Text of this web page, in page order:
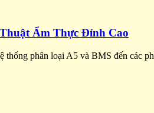
Ẩm Thực Đỉnh Cao
phân loại A5 và BMS đến